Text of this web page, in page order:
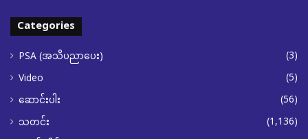
Categories
PSA (အသိပညာပေး)
(3)
Video
(5)
ဆောင်းပါး
(56)
သတင်း
(1,136)